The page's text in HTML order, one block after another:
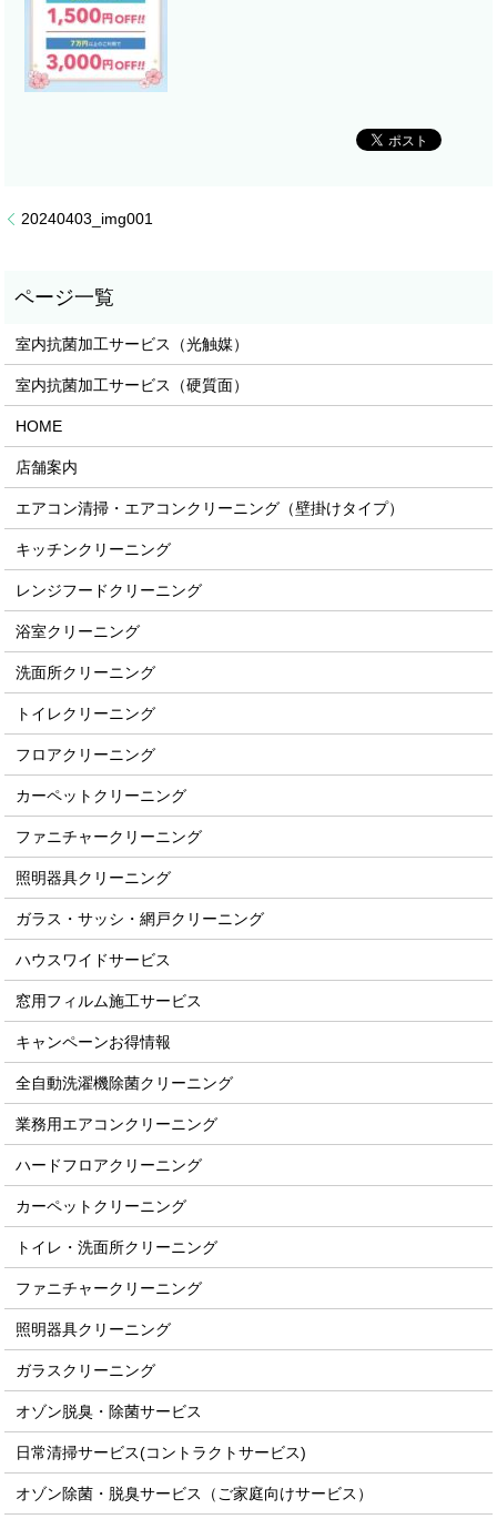
20240403_img001
室内抗菌加工サービス（光触媒）
室内抗菌加工サービス（硬質面）
HOME
店舗案内
エアコン清掃・エアコンクリーニング（壁掛けタイプ）
キッチンクリーニング
レンジフードクリーニング
浴室クリーニング
洗面所クリーニング
トイレクリーニング
フロアクリーニング
カーペットクリーニング
ファニチャークリーニング
照明器具クリーニング
ガラス・サッシ・網戸クリーニング
ハウスワイドサービス
窓用フィルム施工サービス
キャンペーンお得情報
全自動洗濯機除菌クリーニング
業務用エアコンクリーニング
ハードフロアクリーニング
カーペットクリーニング
トイレ・洗面所クリーニング
ファニチャークリーニング
照明器具クリーニング
ガラスクリーニング
オゾン脱臭・除菌サービス
日常清掃サービス(コントラクトサービス)
オゾン除菌・脱臭サービス（ご家庭向けサービス）